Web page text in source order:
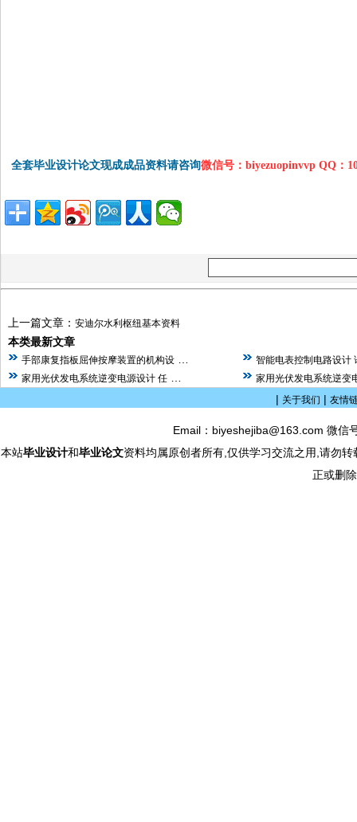
全套毕业设计论文现成成品资料请咨询微信号：biyezuopinvvp QQ
上一篇文章： 安迪尔水利枢纽基本资料
本类最新文章
手部康复指板屈伸按摩装置的机构设
智能电表控制电路设计
家用光伏发电系统逆变电源设计 任
家用光伏发电系统逆变
| 关于我们 | 友情
Email：biyeshejiba@163.com 微
本站毕业设计和毕业论文资料均属原创者所有,仅供学习交流之用,请勿
正或删